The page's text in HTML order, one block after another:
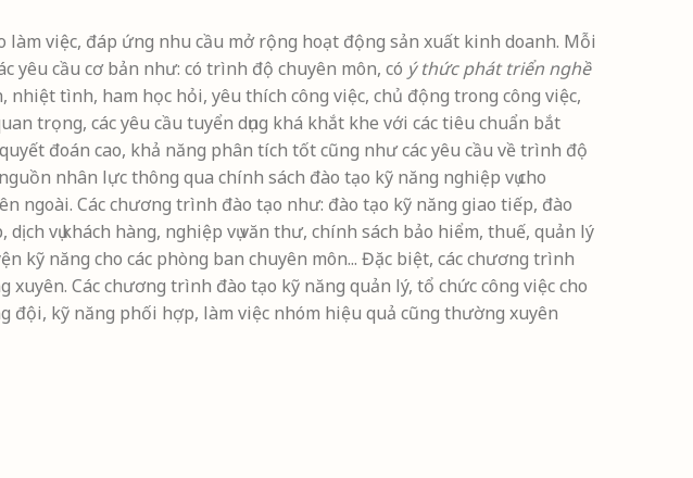
việc, đáp ứng nhu cầu mở rộng hoạt động sản xuất kinh doanh. Mỗi
yêu cầu cơ bản như: có trình độ chuyên môn, có ý thức phát triển nghề
tình, ham học hỏi, yêu thích công việc, chủ động trong công việc,
trọng, các yêu cầu tuyển dụng khá khắt khe với các tiêu chuẩn bắt
đoán cao, khả năng phân tích tốt cũng như các yêu cầu về trình độ
nhân lực thông qua chính sách đào tạo kỹ năng nghiệp vụ cho
ngoài. Các chương trình đào tạo như: đào tạo kỹ năng giao tiếp, đào
vụ khách hàng, nghiệp vụ văn thư, chính sách bảo hiểm, thuế, quản lý
kỹ năng cho các phòng ban chuyên môn... Đặc biệt, các chương trình
xuyên. Các chương trình đào tạo kỹ năng quản lý, tổ chức công việc cho
kỹ năng phối hợp, làm việc nhóm hiệu quả cũng thường xuyên